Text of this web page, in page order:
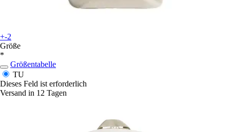
+-2
Größe
*
Größentabelle
TU
Dieses Feld ist erforderlich
Versand in 12 Tagen